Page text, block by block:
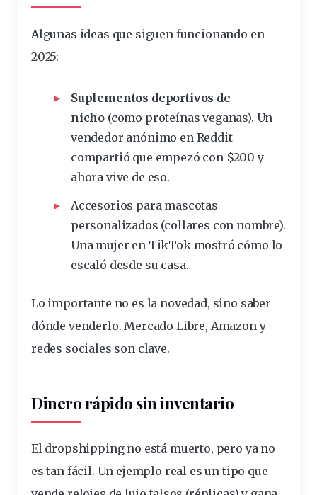
Algunas ideas que siguen funcionando en
2025:
Suplementos deportivos de
nicho (como proteínas veganas). Un
vendedor anónimo en Reddit
compartió que empezó con $200 y
ahora vive de eso.
Accesorios para mascotas
personalizados (collares con nombre).
Una mujer en TikTok mostró cómo lo
escaló desde su casa.
Lo importante no es la novedad, sino saber
dónde venderlo. Mercado Libre, Amazon y
redes sociales son clave.
Dinero rápido sin inventario
El dropshipping no está muerto, pero ya no
es tan fácil. Un ejemplo real es un tipo que